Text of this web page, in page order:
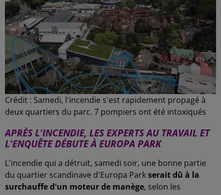
Crédit : Samedi, l'incendie s'est rapidement propagé à
deux quartiers du parc. 7 pompiers ont été intoxiqués
APRÈS L'INCENDIE, LES EXPERTS AU TRAVAIL ET
L'ENQUÊTE DÉBUTE À EUROPA PARK
L'incendie qui a détruit, samedi soir, une bonne partie
du quartier scandinave d'Europa Parkserait dû à la
surchauffe d'un moteur de manège, selon les